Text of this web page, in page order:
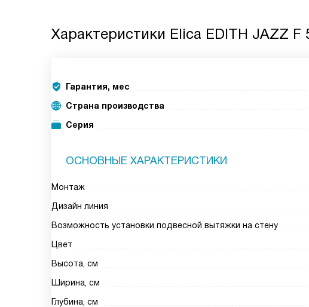
Характеристики Elica EDITH JAZZ F
Гарантия, мес
Страна производства
Серия
ОСНОВНЫЕ ХАРАКТЕРИСТИКИ
Монтаж
Дизайн линия
Возможность установки подвесной вытяжки на стену
Цвет
Высота, см
Ширина, см
Глубина, см